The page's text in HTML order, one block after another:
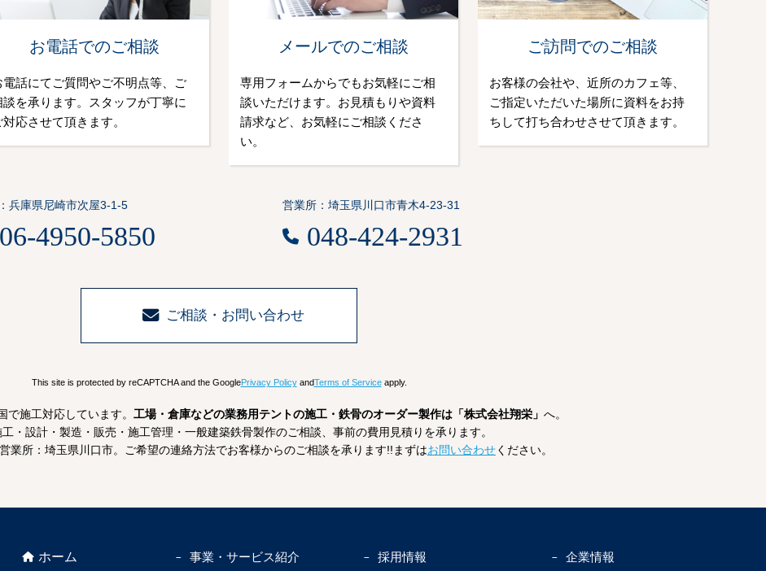
お電話でのご相談
電話にてご質問やご不明点等、ご
談を承ります。スタッフが丁寧に
対応させて頂きます。
メールでのご相談
専用フォームからでもお気軽にご相
談いただけます。お見積もりや資料
請求など、お気軽にご相談くださ
い。
ご訪問でのご相談
お客様の会社や、近所のカフェ等、
ご指定いただいた場所に資料をお持
ちして打ち合わせさせて頂きます。
兵庫県尼崎市次屋3-1-5
06-4950-5850
営業所：埼玉県川口市青木4-23-31
048-424-2931
ご相談・お問い合わせ
This site is protected by reCAPTCHA and the GooglePrivacy PolicyandTerms of Serviceapply.
施工対応しています。 工場・倉庫などの業務用テントの施工・鉄骨のオーダー製作は「株式会社翔栄」 へ。
・設計・製造・販売・施工管理・一般建築鉄骨製作のご相談、事前の費用見積りを承ります。
業所：埼玉県川口市。ご希望の連絡方法でお客様からのご相談を承ります!!まずはお問い合わせください。
ホーム 事業・サービス紹介 採用情報 企業情報